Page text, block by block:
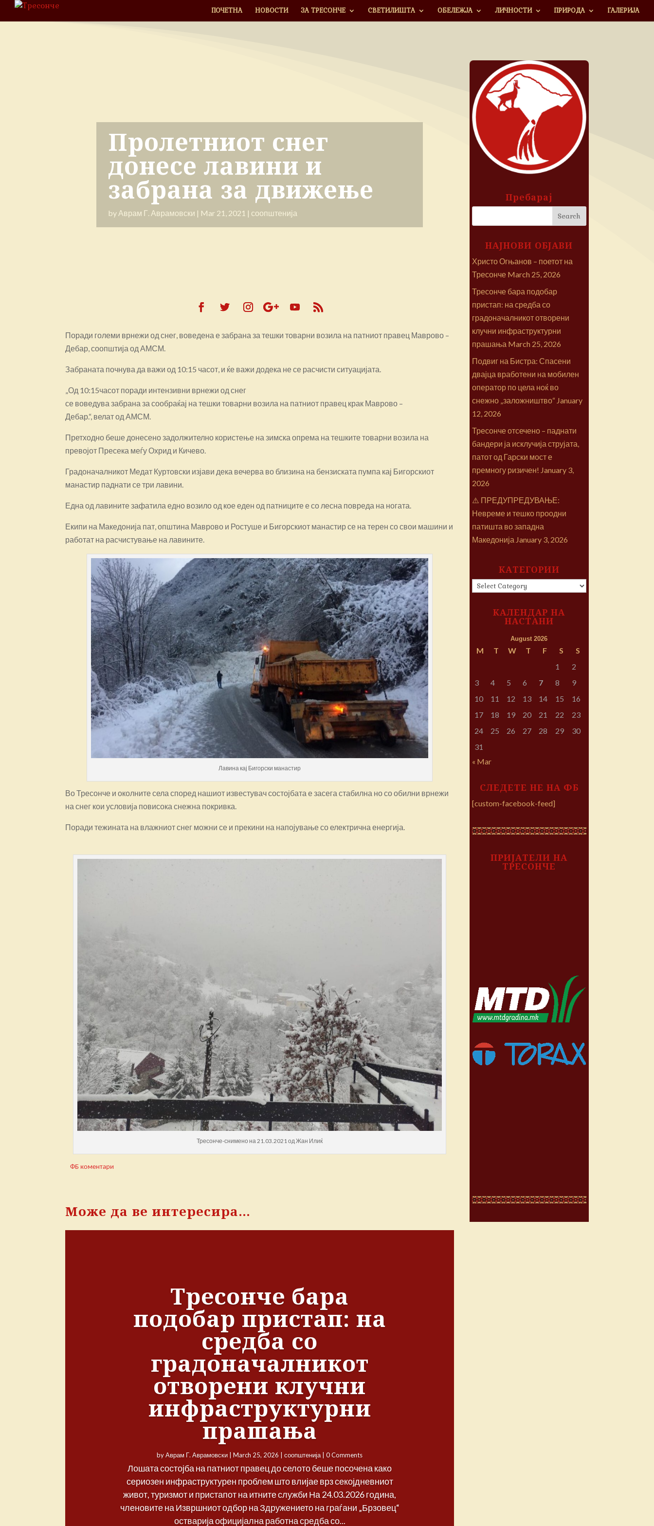
ПОЧЕТНА НОВОСТИ ЗА ТРЕСОНЧЕ СВЕТИЛИШТА ОБЕЛЕЖЈА ЛИЧНОСТИ ПРИРОДА ГАЛЕРИЈА
Пролетниот снег
донесе лавини и
забрана за движење
by Аврам Г. Аврамовски | Mar 21, 2021 | соопштенија
Поради големи врнежи од снег, воведена е забрана за тешки товарни возила на патниот правец Маврово –
Дебар, соопштија од АМСМ.
Забраната почнува да важи од 10:15 часот, и ќе важи додека не се расчисти ситуацијата.
„Од 10:15часот поради интензивни врнежи од снег
се воведува забрана за сообраќај на тешки товарни возила на патниот правец крак Маврово –
Дебар.“, велат од АМСМ.
Претходно беше донесено задолжително користење на зимска опрема на тешките товарни возила на
превојот Пресека меѓу Охрид и Кичево.
Градоначалникот Медат Куртовски изјави дека вечерва во близина на бензиската пумпа кај Бигорскиот
манастир паднати се три лавини.
Една од лавините зафатила едно возило од кое еден од патниците е со лесна повреда на ногата.
Екипи на Македонија пат, општина Маврово и Ростуше и Бигорскиот манастир се на терен со свои машини и
работат на расчистување на лавините.
Лавина кај Бигорски манастир
Во Тресонче и околните села според нашиот известувач состојбата е засега стабилна но со обилни врнежи
на снег кои условијa повисока снежна покривка.
Поради тежината на влажниот снег можни се и прекини на напојување со електрична енергија.
Тресонче-снимено на 21.03.2021 од Жан Илиќ
ФБ коментари
Може да ве интересира…
Тресонче бара
подобар пристап: на
средба со
градоначалникот
отворени клучни
инфраструктурни
прашања
byАврам Г. Аврамовски |March 25, 2026 |соопштенија | 0 Comments
Лошата состојба на патниот правец до селото беше посочена како
сериозен инфраструктурен проблем што влијае врз секојдневниот
живот, туризмот и пристапот на итните служби На 24.03.2026 година,
членовите на Извршниот одбор на Здружението на граѓани „Брзовец“
остварија официјална работна средба со...
Пребарај
НАЈНОВИ ОБЈАВИ
Христо Огњанов – поетот на
Тресонче March 25, 2026
Тресонче бара подобар
пристап: на средба со
градоначалникот отворени
клучни инфраструктурни
прашања March 25, 2026
Подвиг на Бистра: Спасени
двајца вработени на мобилен
оператор по цела ноќ во
снежно „заложништво“ January
12, 2026
Тресонче отсечено – паднати
бандери ја исклучија струјата,
патот од Гарски мост е
премногу ризичен! January 3,
2026
⚠️ ПРЕДУПРЕДУВАЊЕ:
Невреме и тешко проодни
патишта во западна
Македонија January 3, 2026
КАТЕГОРИИ
КАТЕГОРИИ
КАЛЕНДАР НА
НАСТАНИ
August 2026
M T W T F S
S
1
2
3
4 5 6 7 8
9
10
11 12 13 14 15
16
17
18 19 20 21 22
23
24
25 26 27 28 29
30
31
« Mar
СЛЕДЕТЕ НЕ НА ФБ
[custom-facebook-feed]
ПРИЈАТЕЛИ НА
ТРЕСОНЧЕ